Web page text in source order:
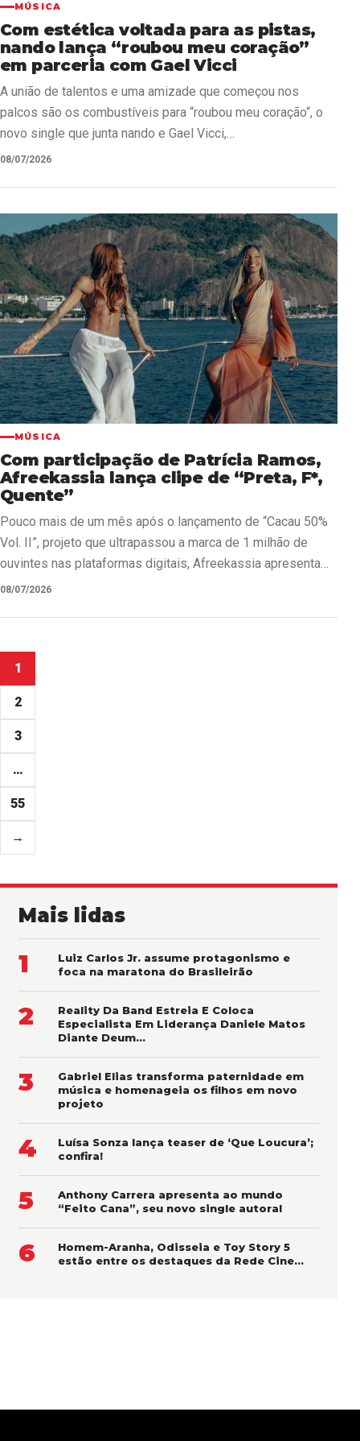
MÚSICA
Com estética voltada para as pistas,
nando lança “roubou meu coração”
em parceria com Gael Vicci
A união de talentos e uma amizade que começou nos
palcos são os combustíveis para “roubou meu coração“, o
novo single que junta nando e Gael Vicci,…
08/07/2026
MÚSICA
Com participação de Patrícia Ramos,
Afreekassia lança clipe de “Preta, F*,
Quente”
Pouco mais de um mês após o lançamento de “Cacau 50%
Vol. II”, projeto que ultrapassou a marca de 1 milhão de
ouvintes nas plataformas digitais, Afreekassia apresenta
o…
08/07/2026
Paginação
de
posts
1
2
3
…
55
→
Mais lidas
1
Luiz Carlos Jr. assume protagonismo e
foca na maratona do Brasileirão
2
Reality Da Band Estreia E Coloca
Especialista Em Liderança Daniele Matos
Diante Deum…
3
Gabriel Elias transforma paternidade em
música e homenageia os filhos em novo
projeto
4
Luísa Sonza lança teaser de ‘Que Loucura’;
confira!
5
Anthony Carrera apresenta ao mundo
“Feito Cana”, seu novo single autoral
6
Homem-Aranha, Odisseia e Toy Story 5
estão entre os destaques da Rede Cine…